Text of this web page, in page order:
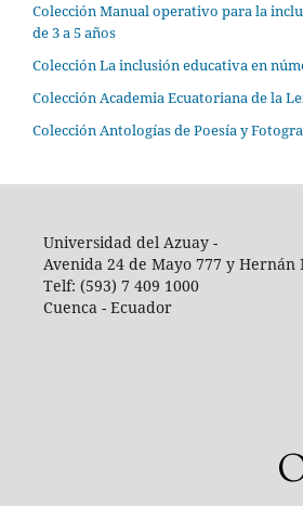
Colección Manual operativo para la
de 3 a 5 años
Colección La inclusión educativa en
Colección Academia Ecuatoriana de la
Colección Antologías de Poesía y
Universidad del Azuay -
Avenida 24 de Mayo 777 y Hernán
Telf: (593) 7 409 1000
Cuenca - Ecuador